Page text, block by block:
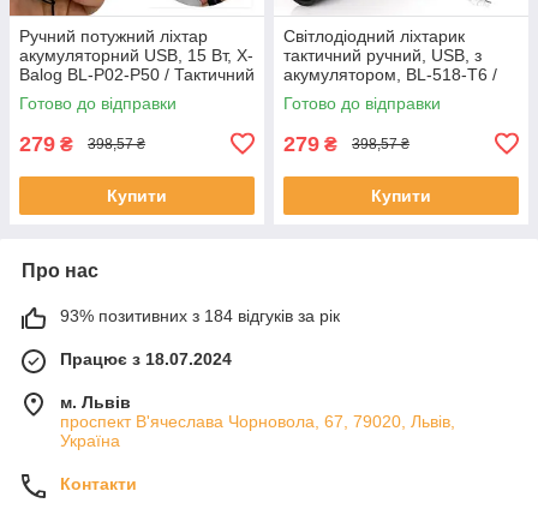
Ручний потужний ліхтар
акумуляторний USB, 15 Вт, X-
Balog BL-P02-P50 / Тактичний
LED-ліхтарик
Готово до відправки
279 ₴ 398,57 ₴
Купити
Світлодіодний ліхтарик
тактичний ручний, USB, з
акумулятором, BL-518-T6 /
Кишеньковий ліхтар з
фокусуванням та кліпсою
Готово до відправки
279 ₴ 398,57 ₴
Купити
Про нас
93% позитивних з 184 відгуків за рік
Працює з 18.07.2024
м. Львів
проспект В'ячеслава Чорновола, 67, 79020, Львів,
Україна
Контакти